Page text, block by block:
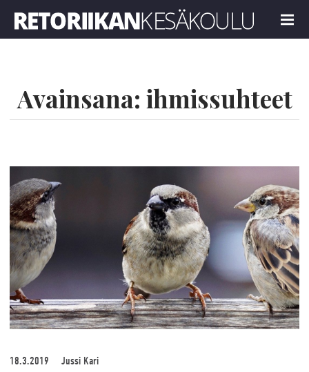
MENU
Avainsana: ihmissuhteet
18.3.2019 Jussi Kari